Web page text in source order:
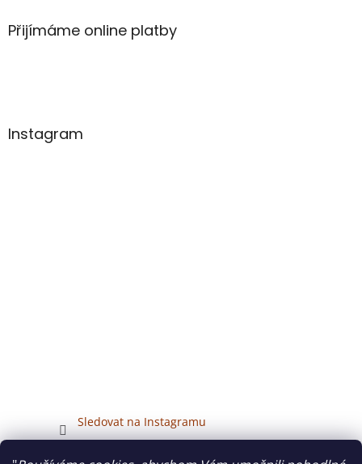
Přijímáme online platby
Instagram
Sledovat na Instagramu